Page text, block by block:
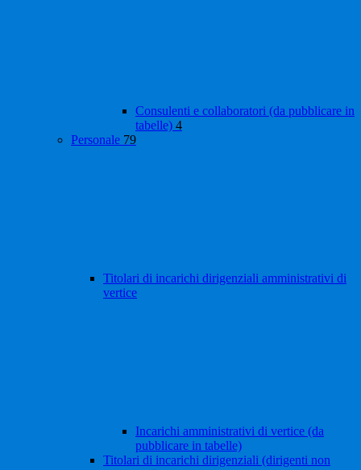
Consulenti e collaboratori (da pubblicare in
tabelle) 4
Personale 79
Titolari di incarichi dirigenziali amministrativi di
vertice
Incarichi amministrativi di vertice (da
pubblicare in tabelle)
Titolari di incarichi dirigenziali (dirigenti non